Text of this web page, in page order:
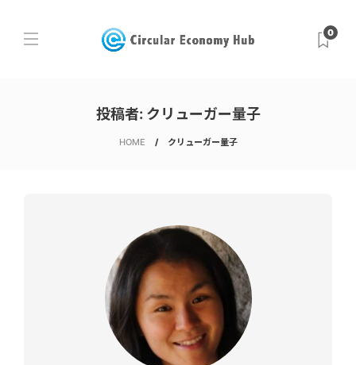
0
投稿者: クリューガー量子
HOME クリューガー量子